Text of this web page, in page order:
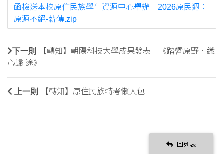
函檢送本校原住民族學生資源中心舉辦「2026原民週：
原源不絕-薪傳.zip
下一則
【轉知】朝陽科技大學成果發表－《踏響原野．織
心歸 途》
上一則 【轉知】原住民族特考懶人包
回列表